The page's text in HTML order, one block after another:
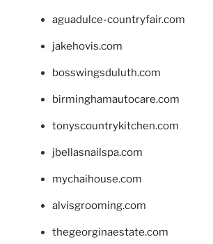
aguadulce-countryfair.com
jakehovis.com
bosswingsduluth.com
birminghamautocare.com
tonyscountrykitchen.com
jbellasnailspa.com
mychaihouse.com
alvisgrooming.com
thegeorginaestate.com